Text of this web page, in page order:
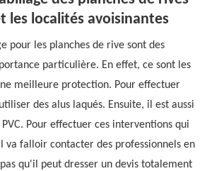
les localités avoisinantes
pour les planches de rive sont des
particulière. En effet, ce sont les
meilleure protection. Pour effectuer
des alus laqués. Ensuite, il est aussi
Pour effectuer ces interventions qui
va falloir contacter des professionnels en
qu'il peut dresser un devis totalement